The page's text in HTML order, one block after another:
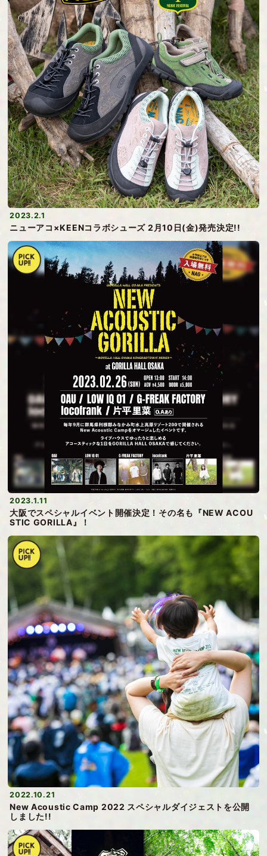
2023.2.1
ニューアコ×KEENコラボシューズ 2月10日(金)発売決定!!
2023.1.11
大阪でスペシャルイベント開催決定！その名も『NEW ACOU
STIC GORILLA』！
2022.10.21
New Acoustic Camp 2022 スペシャルダイジェストを公開
しました!!